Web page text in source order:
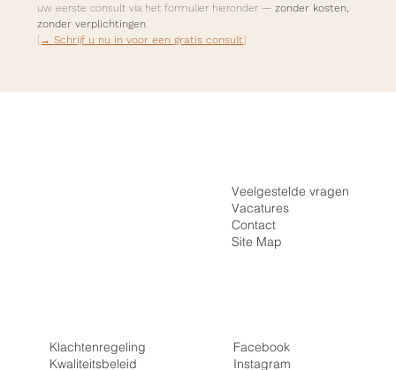
uw eerste consult via het formulier hieronder — zonder kosten,
zonder verplichtingen.
[→ Schrijf u nu in voor een gratis consult]
Veelgestelde vragen
Vacatures
Contact
Site Map
Klachtenregeling
Kwaliteitsbeleid
Facebook
Instagram